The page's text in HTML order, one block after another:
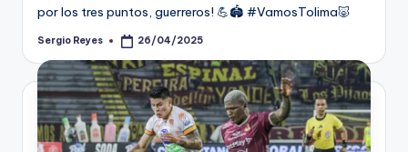
por los tres puntos, guerreros! 💪🏟 #VamosTolima🐷
Publicado
Sergio Reyes 26/04/2025